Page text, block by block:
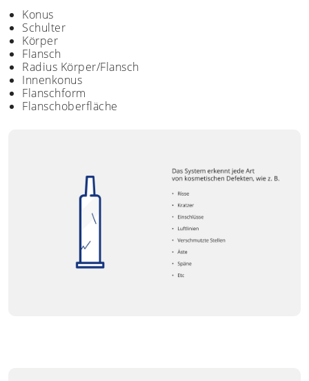
Konus
Schulter
Körper
Flansch
Radius Körper/Flansch
Innenkonus
Flanschform
Flanschoberfläche